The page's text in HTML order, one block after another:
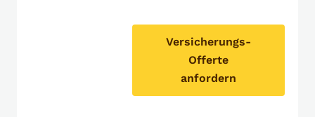
Versicherungs-
Offerte
anfordern